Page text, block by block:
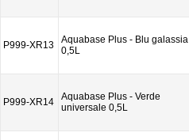
P999-XR13
Aquabase Plus - Blu galassia
0,5L
P999-XR14
Aquabase Plus - Verde
universale 0,5L